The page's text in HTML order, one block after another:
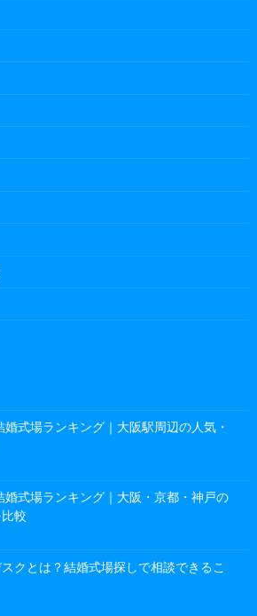
婚式場ランキング｜大阪駅周辺の人気・
婚式場ランキング｜大阪・京都・神戸の
較
クとは？結婚式場探しで相談できるこ